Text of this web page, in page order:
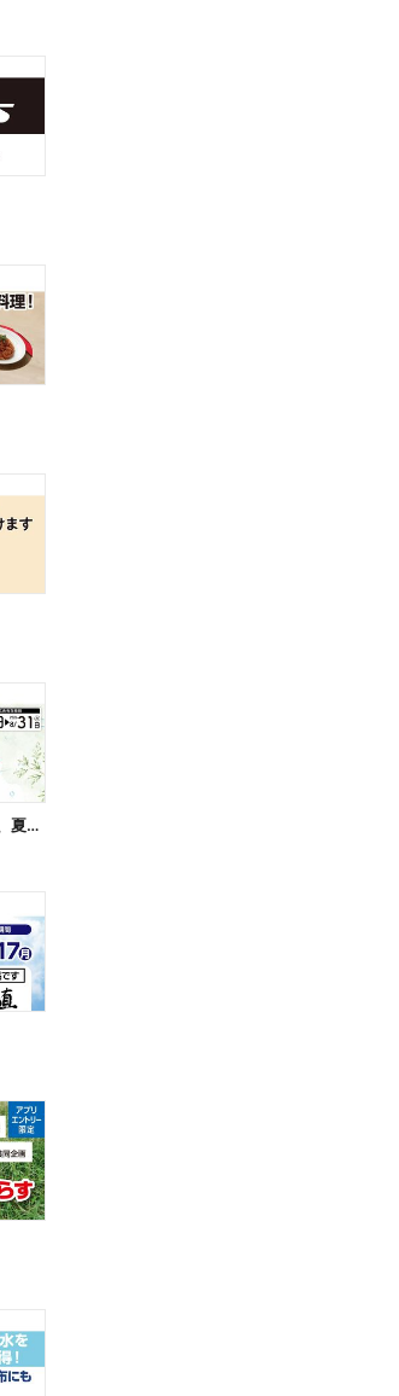
〈散水用品特集〉お庭に潤いを、夏のお庭じかん